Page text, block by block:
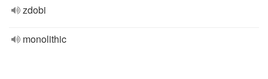
zdobi
monolithic